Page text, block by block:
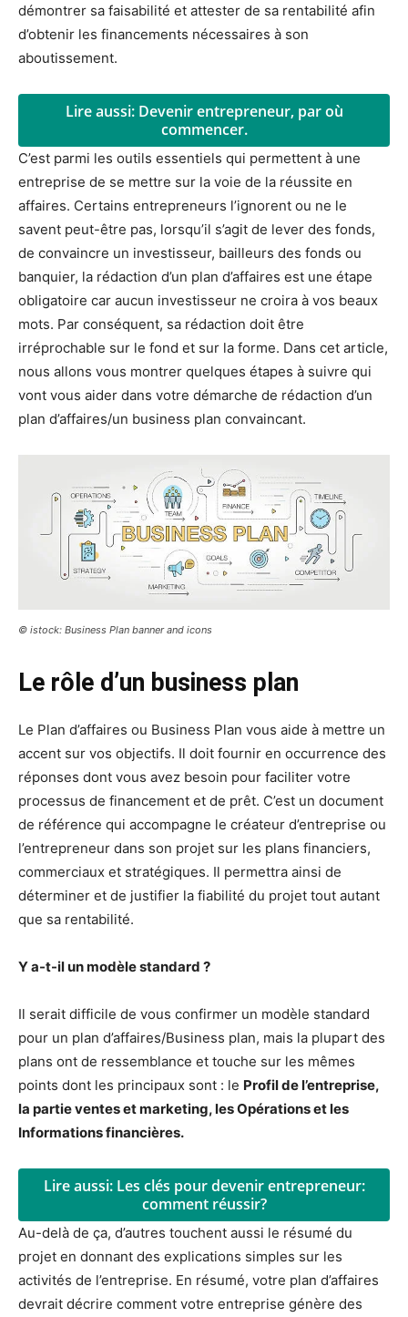
démontrer sa faisabilité et attester de sa rentabilité afin
d’obtenir les financements nécessaires à son
aboutissement.
Lire aussi: Devenir entrepreneur, par où
commencer.
C’est parmi les outils essentiels qui permettent à une
entreprise de se mettre sur la voie de la réussite en
affaires. Certains entrepreneurs l’ignorent ou ne le
savent peut-être pas, lorsqu’il s’agit de lever des fonds,
de convaincre un investisseur, bailleurs des fonds ou
banquier, la rédaction d’un plan d’affaires est une étape
obligatoire car aucun investisseur ne croira à vos beaux
mots. Par conséquent, sa rédaction doit être
irréprochable sur le fond et sur la forme. Dans cet article,
nous allons vous montrer quelques étapes à suivre qui
vont vous aider dans votre démarche de rédaction d’un
plan d’affaires/un business plan convaincant.
© istock: Business Plan banner and icons
Le rôle d’un business plan
Le Plan d’affaires ou Business Plan vous aide à mettre un
accent sur vos objectifs. Il doit fournir en occurrence des
réponses dont vous avez besoin pour faciliter votre
processus de financement et de prêt. C’est un document
de référence qui accompagne le créateur d’entreprise ou
l’entrepreneur dans son projet sur les plans financiers,
commerciaux et stratégiques. Il permettra ainsi de
déterminer et de justifier la fiabilité du projet tout autant
que sa rentabilité.
Y a-t-il un modèle standard ?
Il serait difficile de vous confirmer un modèle standard
pour un plan d’affaires/Business plan, mais la plupart des
plans ont de ressemblance et touche sur les mêmes
points dont les principaux sont : le Profil de l’entreprise,
la partie ventes et marketing, les Opérations et les
Informations financières.
Lire aussi: Les clés pour devenir entrepreneur:
comment réussir?
Au-delà de ça, d’autres touchent aussi le résumé du
projet en donnant des explications simples sur les
activités de l’entreprise. En résumé, votre plan d’affaires
devrait décrire comment votre entreprise génère des